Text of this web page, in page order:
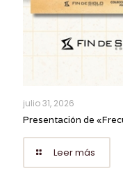
julio 31, 2026
Presentación de
Leer más